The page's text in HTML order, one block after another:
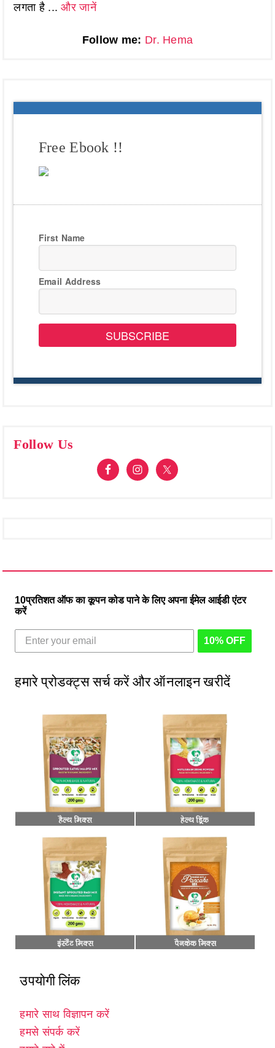
लगता है ...और जानें
Follow me: Dr. Hema
Free Ebook !!
First Name
Email Address
SUBSCRIBE
Follow Us
10प्रतिशत ऑफ का कूपन कोड पाने के लिए अपना ईमेल आईडी एंटर
करें
10% OFF
हमारे प्रोडक्ट्स सर्च करें और ऑनलाइन खरीदें
उपयोगी लिंक
हमारे साथ विज्ञापन करें
हमसे संपर्क करें